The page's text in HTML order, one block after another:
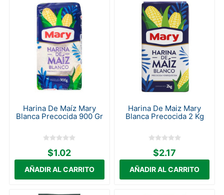
Harina De Maíz Mary
Blanca Precocida 900 Gr
$1.02
Harina De Maiz Mary
Blanca Precocida 2 Kg
$2.17